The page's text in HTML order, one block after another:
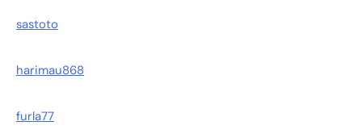
sastoto
harimau868
furla77